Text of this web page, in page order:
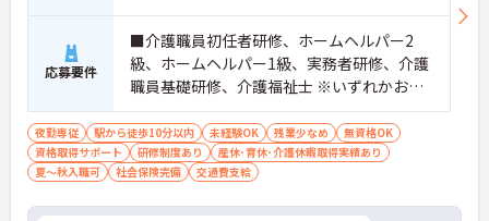
応募要件
■介護職員初任者研修、ホームヘルパー2
級、ホームヘルパー1級、実務者研修、介護
職員基礎研修、介護福祉士 ※いずれかお持
ちの方 ※資格をお持ちでない方も相談可
夜勤専従 駅から徒歩10分以内 未経験OK 残業少なめ
無資格OK
資格取得サポート
研修制度あり
産休･育休･介護休暇取得実績あり
夏～秋入職可
社会保険完備 交通費支給